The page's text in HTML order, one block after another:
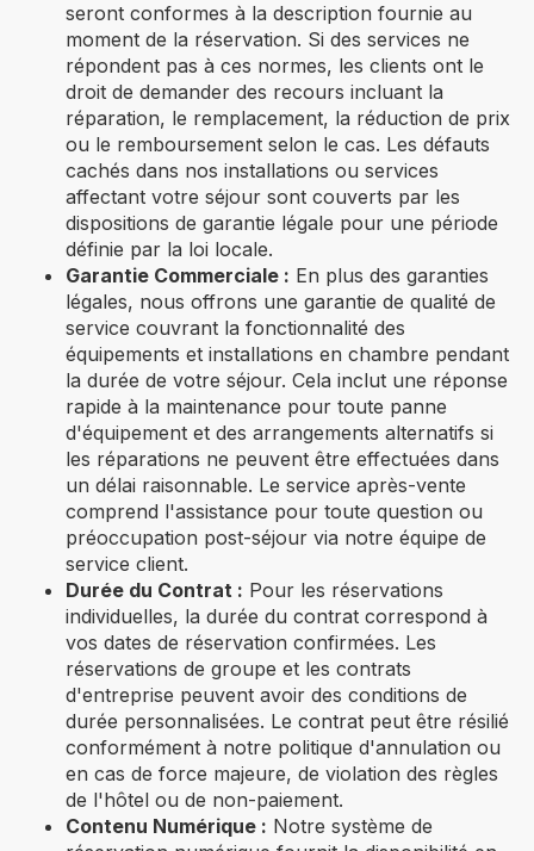
seront conformes à la description fournie au
moment de la réservation. Si des services ne
répondent pas à ces normes, les clients ont le
droit de demander des recours incluant la
réparation, le remplacement, la réduction de prix
ou le remboursement selon le cas. Les défauts
cachés dans nos installations ou services
affectant votre séjour sont couverts par les
dispositions de garantie légale pour une période
définie par la loi locale.
Garantie Commerciale : En plus des garanties
légales, nous offrons une garantie de qualité de
service couvrant la fonctionnalité des
équipements et installations en chambre pendant
la durée de votre séjour. Cela inclut une réponse
rapide à la maintenance pour toute panne
d'équipement et des arrangements alternatifs si
les réparations ne peuvent être effectuées dans
un délai raisonnable. Le service après-vente
comprend l'assistance pour toute question ou
préoccupation post-séjour via notre équipe de
service client.
Durée du Contrat : Pour les réservations
individuelles, la durée du contrat correspond à
vos dates de réservation confirmées. Les
réservations de groupe et les contrats
d'entreprise peuvent avoir des conditions de
durée personnalisées. Le contrat peut être résilié
conformément à notre politique d'annulation ou
en cas de force majeure, de violation des règles
de l'hôtel ou de non-paiement.
Contenu Numérique : Notre système de